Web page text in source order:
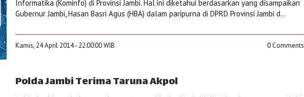
Informatika (Kominfo) di Provinsi Jambi. Hal ini diketahui berdasarkan yang disampaikan
Gubernur Jambi, Hasan Basri Agus (HBA) dalam paripurna di DPRD Provinsi Jambi d...
Kamis, 24 April 2014 - 22:00:00 WIB 0 Comments
Polda Jambi Terima Taruna Akpol